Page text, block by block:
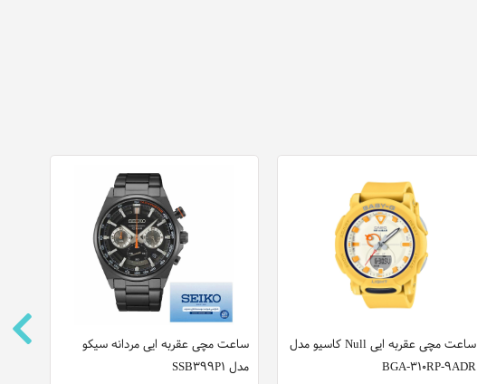
ساعت مچی عقربه ایی مردانه سیکو
مدل SSB399P1
ساعت مچی عقربه ایی Null کاسیو مدل
BGA-310RP-9ADR